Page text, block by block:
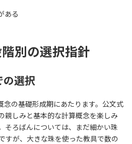
ある
別の選択指針
の選択
念の基礎形成期にあたります。公文式
親しみと基本的な計算概念を楽しみ
そろばんについては、まだ細かい珠
すが、大きな珠を使った教具で数の